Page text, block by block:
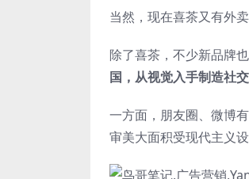
当然，现在喜茶又有外
除了喜茶，不少新品牌
国，从视觉入手制造社
一方面，朋友圈、微博
审美大面积受现代主义